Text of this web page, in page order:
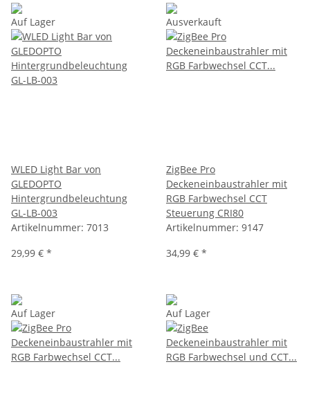
Auf Lager
WLED Light Bar von
GLEDOPTO
Hintergrundbeleuchtung
GL-LB-003
Artikelnummer: 7013
29,99 € *
Ausverkauft
ZigBee Pro
Deckeneinbaustrahler mit
RGB Farbwechsel CCT
Steuerung CRI80
Artikelnummer: 9147
34,99 € *
Auf Lager Auf Lager